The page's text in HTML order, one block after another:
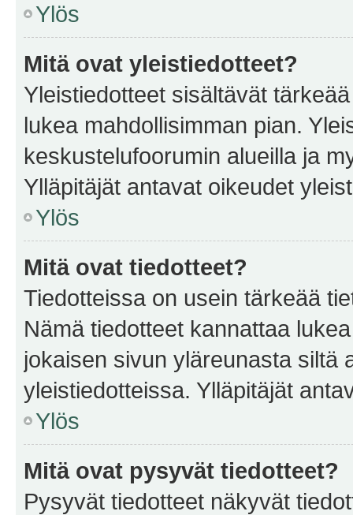
Ylös
Mitä ovat yleistiedotteet?
Yleistiedotteet sisältävät
lukea mahdollisimman pian.
keskustelufoorumin alueilla ja
Ylläpitäjät antavat oikeudet
Ylös
Mitä ovat tiedotteet?
Tiedotteissa on usein tärkeää
Nämä tiedotteet kannattaa
jokaisen sivun yläreunasta siltä
yleistiedotteissa. Ylläpitäjät
Ylös
Mitä ovat pysyvät tiedotteet?
Pysyvät tiedotteet näkyvät